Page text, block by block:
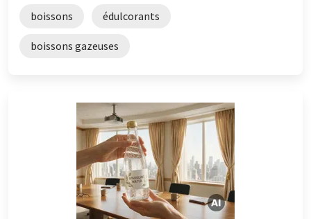
boissons édulcorants
boissons gazeuses